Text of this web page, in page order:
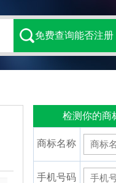
检测你的商
商标名称
手机号码